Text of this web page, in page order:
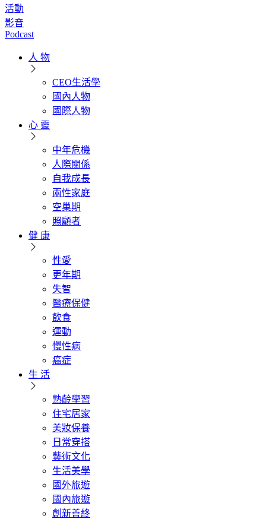
活動
影音
Podcast
人 物
CEO生活學
國內人物
國際人物
心 靈
中年危機
人際關係
自我成長
兩性家庭
空巢期
照顧者
健 康
性愛
更年期
失智
醫療保健
飲食
運動
慢性病
癌症
生 活
熟齡學習
住宅居家
美妝保養
日常穿搭
藝術文化
生活美學
國外旅遊
國內旅遊
創新善終